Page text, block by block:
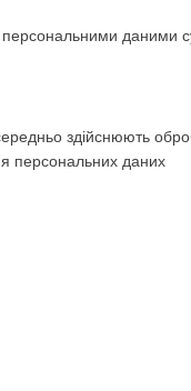
даними
здійснюють
персональних даних